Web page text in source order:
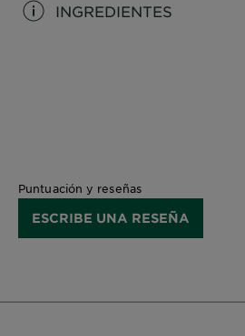
INGREDIENTES
Puntuación y reseñas
ESCRIBE UNA RESEÑA